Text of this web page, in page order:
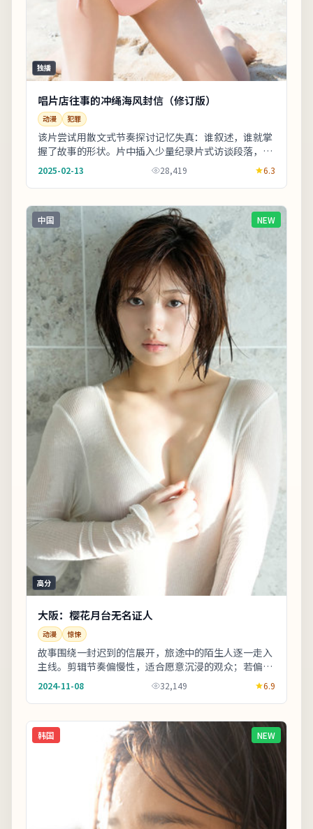
独播
唱片店往事的冲绳海风封信（修订版）
动漫 犯罪
该片尝试用散文式节奏探讨记忆失真：谁叙述，谁就掌
握了故事的形状。片中插入少量纪录片式访谈段落，增
强真实性与代入感。影片中出现的地标多为实景拍
2025-02-13 28,419 6.3
中国 NEW
高分
大阪：樱花月台无名证人
动漫 惊悚
故事围绕一封迟到的信展开，旅途中的陌生人逐一走入
主线。剪辑节奏偏慢性，适合愿意沉浸的观众；若偏好
快节奏可酌情快进前半。欢迎在观影记录里写下你的
2024-11-08 32,149 6.9
韩国 NEW